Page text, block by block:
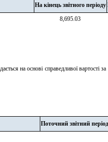
На кінець звітного періоду
8,695.03
на основі справедливої вартості за
Поточний звітний період